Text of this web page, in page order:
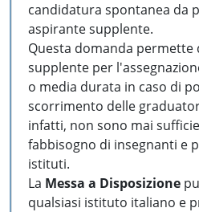
candidatura spontanea da
aspirante supplente.
Questa domanda
supplente per
o media durata in caso di
scorrimento delle
infatti, non sono mai
fabbisogno di insegnanti e
istituti.
La Messa a Disposizione
qualsiasi istituto italiano e